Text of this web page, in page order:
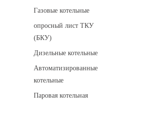
Газовые котельные
опросный лист ТКУ
(БКУ)
Дизельные котельные
Автоматизированные
котельные
Паровая котельная